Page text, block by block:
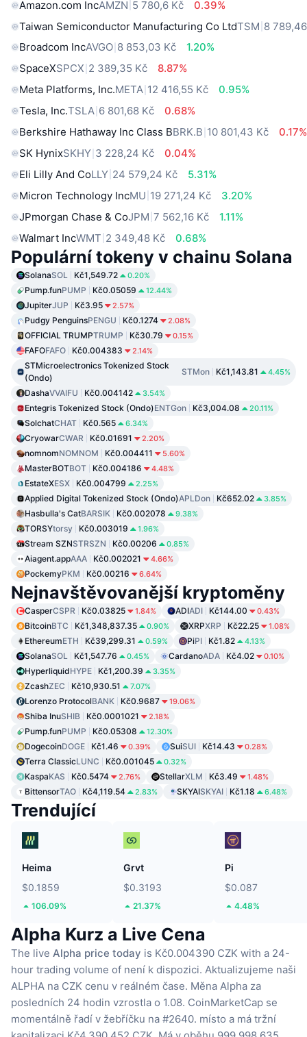
Amazon.com IncAMZN 5 780,6 Kč
0.39%
Taiwan Semiconductor Manufacturing Co LtdTSM 8
Broadcom IncAVGO 8 853,03 Kč
1.20%
SpaceXSPCX 2 389,35 Kč
8.87%
Meta Platforms, Inc.META 12 416,55 Kč
0.95%
Tesla, Inc.TSLA 6 801,68 Kč
0.68%
Berkshire Hathaway Inc Class BBRK.B 10 801,43 Kč
0.17%
SK HynixSKHY 3 228,24 Kč
0.04%
Eli Lilly And CoLLY 24 579,24 Kč
5.31%
Micron Technology IncMU 19 271,24 Kč
3.20%
JPmorgan Chase & CoJPM 7 562,16 Kč
1.11%
Walmart IncWMT 2 349,48 Kč 0.68%
Populární tokeny v chainu Solana
SolanaSOL Kč1,549.72 0.20%
Pump.funPUMP Kč0.05059 12.44%
JupiterJUP Kč3.95 2.57%
Pudgy PenguinsPENGU Kč0.1274 2.08%
OFFICIAL TRUMPTRUMP Kč30.79 0.15%
FAFOFAFO Kč0.004383 2.14%
STMicroelectronics Tokenized Stock
(Ondo)
STMon Kč1,143.81 4.45%
DashaVVAIFU Kč0.004142 3.54%
Entegris Tokenized Stock (Ondo)ENTGon Kč3,004.08 20.11%
SolchatCHAT Kč0.565 6.34%
CryowarCWAR Kč0.01691 2.20%
nomnomNOMNOM Kč0.004411 5.60%
MasterBOTBOT Kč0.004186 4.48%
EstateXESX Kč0.004799 2.25%
Applied Digital Tokenized Stock (Ondo)APLDon Kč652.02 3.85%
Hasbulla's CatBARSIK Kč0.002078 9.38%
TORSYtorsy Kč0.003019 1.96%
Stream SZNSTRSZN Kč0.00206 0.85%
Aiagent.appAAA Kč0.002021 4.66%
PockemyPKM Kč0.00216 6.64%
Nejnavštěvovanější kryptoměny
CasperCSPR Kč0.03825 1.84% ADIADI Kč144.00 0.43%
BitcoinBTC Kč1,348,837.35 0.90% XRPXRP Kč22.25 1.08%
EthereumETH Kč39,299.31 0.59% PiPI Kč1.82 4.13%
SolanaSOL Kč1,547.76 0.45% CardanoADA Kč4.02 0.10%
HyperliquidHYPE Kč1,200.39 3.35%
ZcashZEC Kč10,930.51 7.07%
Lorenzo ProtocolBANK Kč0.9687 19.06%
Shiba InuSHIB Kč0.0001021 2.18%
Pump.funPUMP Kč0.05308 12.30%
DogecoinDOGE Kč1.46 0.39% SuiSUI Kč14.43 0.28%
Terra ClassicLUNC Kč0.001045 0.32%
KaspaKAS Kč0.5474 2.76% StellarXLM Kč3.49 1.48%
BittensorTAO Kč4,119.54 2.83% SKYAISKYAI Kč1.18 6.48%
Trendující
Heima
$0.1859
106.09%
Grvt
$0.3193
21.37%
Pi
$0.087
4.48%
Alpha Kurz a Live Cena
The live Alpha price today is Kč0.004390 CZK with a 24-
hour trading volume of není k dispozici. Aktualizujeme naši
ALPHA na CZK cenu v reálném čase. Měna Alpha za
posledních 24 hodin vzrostla o 1.08. CoinMarketCap se
momentálně řadí v žebříčku na #2640. místo a má tržní